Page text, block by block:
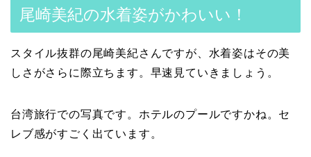
尾崎美紀の水着姿がかわいい！
スタイル抜群の尾崎美紀さんですが、水着姿はその美
しさがさらに際立ちます。早速見ていきましょう。
台湾旅行での写真です。ホテルのプールですかね。セ
レブ感がすごく出ています。